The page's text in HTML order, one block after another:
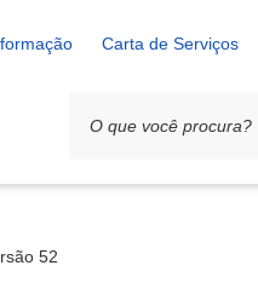
Carta de Serviços
52